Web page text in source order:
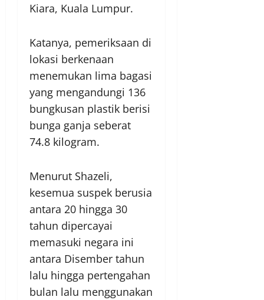
Kiara, Kuala Lumpur.
Katanya, pemeriksaan di
lokasi berkenaan
menemukan lima bagasi
yang mengandungi 136
bungkusan plastik berisi
bunga ganja seberat
74.8 kilogram.
Menurut Shazeli,
kesemua suspek berusia
antara 20 hingga 30
tahun dipercayai
memasuki negara ini
antara Disember tahun
lalu hingga pertengahan
bulan lalu menggunakan